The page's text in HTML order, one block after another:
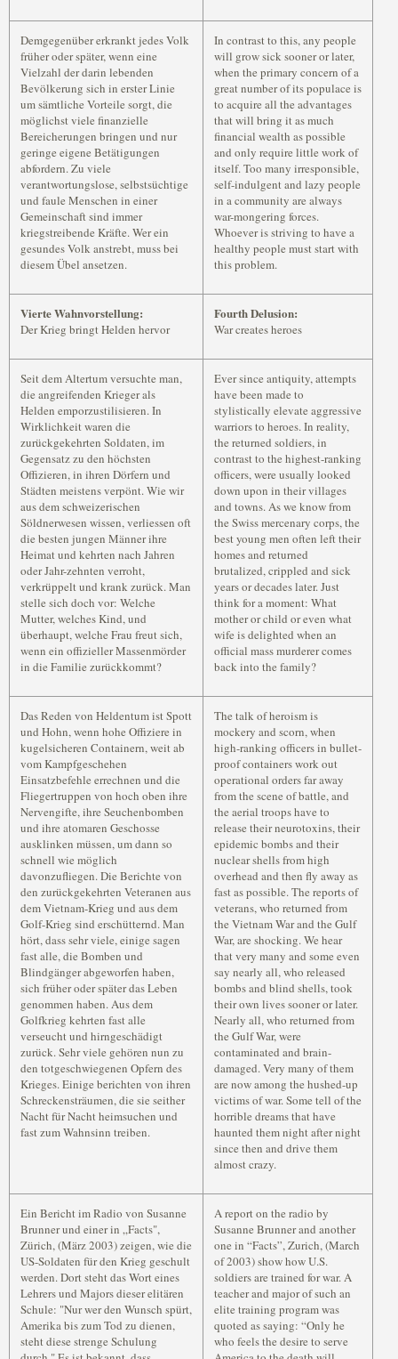
Demgegenüber erkrankt jedes Volk
früher oder später, wenn eine
Vielzahl der darin lebenden
Bevölkerung sich in erster Linie
um sämtliche Vorteile sorgt, die
möglichst viele finanzielle
Bereicherungen bringen und nur
geringe eigene Betätigungen
abfordern. Zu viele
verantwortungslose, selbstsüchtige
und faule Menschen in einer
Gemeinschaft sind immer
kriegstreibende Kräfte. Wer ein
gesundes Volk anstrebt, muss bei
diesem Übel ansetzen.
In contrast to this, any people
will grow sick sooner or later,
when the primary concern of a
great number of its populace is
to acquire all the advantages
that will bring it as much
financial wealth as possible
and only require little work of
itself. Too many irresponsible,
self-indulgent and lazy people
in a community are always
war-mongering forces.
Whoever is striving to have a
healthy people must start with
this problem.
Vierte Wahnvorstellung:
Der Krieg bringt Helden hervor
Fourth Delusion:
War creates heroes
Seit dem Altertum versuchte man,
die angreifenden Krieger als
Helden emporzustilisieren. In
Wirklichkeit waren die
zurückgekehrten Soldaten, im
Gegensatz zu den höchsten
Offizieren, in ihren Dörfern und
Städten meistens verpönt. Wie wir
aus dem schweizerischen
Söldnerwesen wissen, verliessen oft
die besten jungen Männer ihre
Heimat und kehrten nach Jahren
oder Jahr-zehnten verroht,
verkrüppelt und krank zurück. Man
stelle sich doch vor: Welche
Mutter, welches Kind, und
überhaupt, welche Frau freut sich,
wenn ein offizieller Massenmörder
in die Familie zurückkommt?
Ever since antiquity, attempts
have been made to
stylistically elevate aggressive
warriors to heroes. In reality,
the returned soldiers, in
contrast to the highest-ranking
officers, were usually looked
down upon in their villages
and towns. As we know from
the Swiss mercenary corps, the
best young men often left their
homes and returned
brutalized, crippled and sick
years or decades later. Just
think for a moment: What
mother or child or even what
wife is delighted when an
official mass murderer comes
back into the family?
Das Reden von Heldentum ist Spott
und Hohn, wenn hohe Offiziere in
kugelsicheren Containern, weit ab
vom Kampfgeschehen
Einsatzbefehle errechnen und die
Fliegertruppen von hoch oben ihre
Nervengifte, ihre Seuchenbomben
und ihre atomaren Geschosse
ausklinken müssen, um dann so
schnell wie möglich
davonzufliegen. Die Berichte von
den zurückgekehrten Veteranen aus
dem Vietnam-Krieg und aus dem
Golf-Krieg sind erschütternd. Man
hört, dass sehr viele, einige sagen
fast alle, die Bomben und
Blindgänger abgeworfen haben,
sich früher oder später das Leben
genommen haben. Aus dem
Golfkrieg kehrten fast alle
verseucht und hirngeschädigt
zurück. Sehr viele gehören nun zu
den totgeschwiegenen Opfern des
Krieges. Einige berichten von ihren
Schreckensträumen, die sie seither
Nacht für Nacht heimsuchen und
fast zum Wahnsinn treiben.
The talk of heroism is
mockery and scorn, when
high-ranking officers in bullet-
proof containers work out
operational orders far away
from the scene of battle, and
the aerial troops have to
release their neurotoxins, their
epidemic bombs and their
nuclear shells from high
overhead and then fly away as
fast as possible. The reports of
veterans, who returned from
the Vietnam War and the Gulf
War, are shocking. We hear
that very many and some even
say nearly all, who released
bombs and blind shells, took
their own lives sooner or later.
Nearly all, who returned from
the Gulf War, were
contaminated and brain-
damaged. Very many of them
are now among the hushed-up
victims of war. Some tell of the
horrible dreams that have
haunted them night after night
since then and drive them
almost crazy.
Ein Bericht im Radio von Susanne
Brunner und einer in „Facts",
Zürich, (März 2003) zeigen, wie die
US-Soldaten für den Krieg geschult
werden. Dort steht das Wort eines
Lehrers und Majors dieser elitären
Schule: "Nur wer den Wunsch spürt,
Amerika bis zum Tod zu dienen,
steht diese strenge Schulung
A report on the radio by
Susanne Brunner and another
one in “Facts”, Zurich, (March
of 2003) show how U.S.
soldiers are trained for war. A
teacher and major of such an
elite training program was
quoted as saying: “Only he
who feels the desire to serve